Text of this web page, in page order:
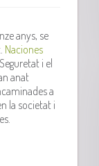
anys, se
Naciones
i el
anat
a
la societat i